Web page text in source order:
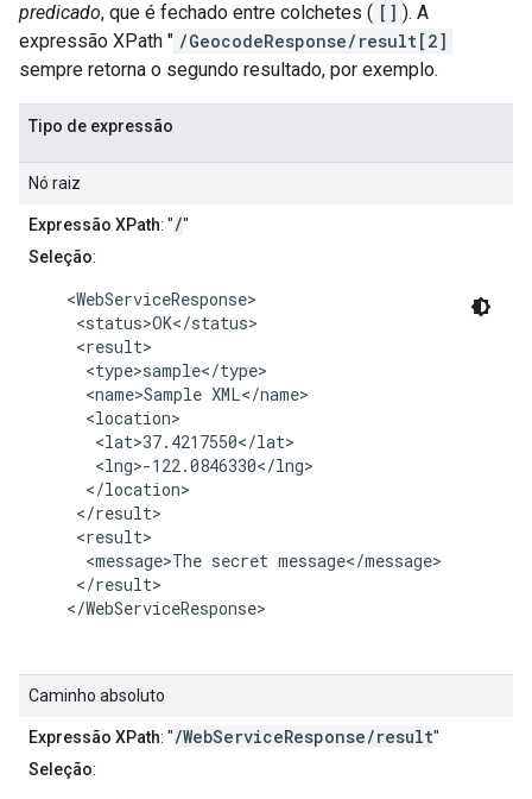
predicado, que é fechado entre colchetes ( [] ). A
expressão XPath " /GeocodeResponse/result[2]
sempre retorna o segundo resultado, por exemplo.
Tipo de expressão
Nó raiz
Expressão XPath: "/"
Seleção:
    <WebServiceResponse>
     <status>OK</status>
     <result>
      <type>sample</type>
      <name>Sample XML</name>
      <location>
       <lat>37.4217550</lat>
       <lng>-122.0846330</lng>
      </location>
     </result>
     <result>
      <message>The secret message</message>
     </result>
    </WebServiceResponse>
Caminho absoluto
Expressão XPath: "/WebServiceResponse/result"
Seleção: